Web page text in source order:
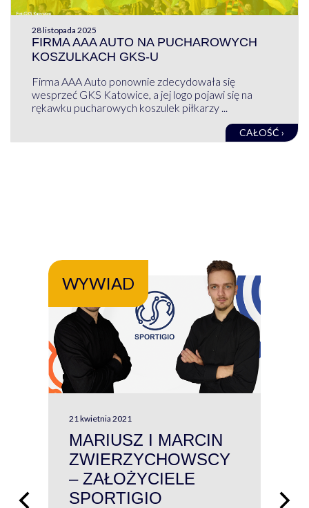
28 listopada 2025
FIRMA AAA AUTO NA PUCHAROWYCH
KOSZULKACH GKS-U
Firma AAA Auto ponownie zdecydowała się
wesprzeć GKS Katowice, a jej logo pojawi się na
rękawku pucharowych koszulek piłkarzy ...
CAŁOŚĆ ›
WYWIAD
21 kwietnia 2021
MARIUSZ I MARCIN
ZWIERZYCHOWSCY
– ZAŁOŻYCIELE
SPORTIGIO